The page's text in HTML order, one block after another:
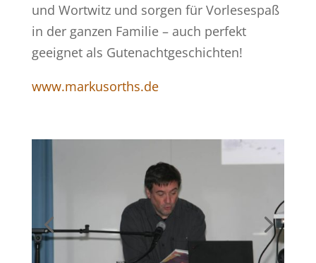
und Wortwitz und sorgen für Vorlesespaß
in der ganzen Familie – auch perfekt
geeignet als Gutenachtgeschichten!
www.markusorths.de